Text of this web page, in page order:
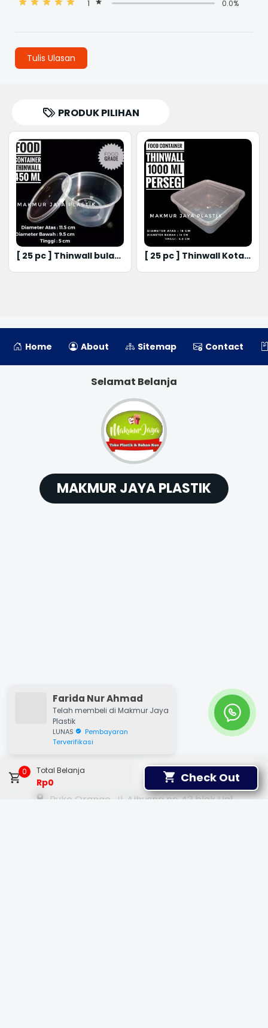
1
0.0%
Tulis Ulasan
PRODUK PILIHAN
[ 25 pc ] Thinwall bulat
[ 25 pc ] Thinwall Kotak
Home About Sitemap Contact
Selamat Belanja
MAKMUR JAYA PLASTIK
Ruko Orange. Jl. Alhusna no 42 blok Ha1.
Farida Nur Ahmad
Telah membeli di Makmur Jaya
Plastik
LUNAS
Pembayaran
Terverifikasi
0 Total Belanja
Rp0 Check Out